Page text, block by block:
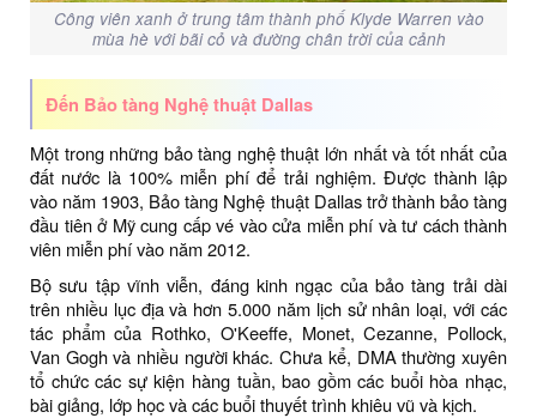
Công viên xanh ở trung tâm thành phố Klyde Warren vào
mùa hè với bãi cỏ và đường chân trời của cảnh
Đến Bảo tàng Nghệ thuật Dallas
Một trong những bảo tàng nghệ thuật lớn nhất và tốt nhất của
đất nước là 100% miễn phí để trải nghiệm. Được thành lập
vào năm 1903, Bảo tàng Nghệ thuật Dallas trở thành bảo tàng
đầu tiên ở Mỹ cung cấp vé vào cửa miễn phí và tư cách thành
viên miễn phí vào năm 2012.
Bộ sưu tập vĩnh viễn, đáng kinh ngạc của bảo tàng trải dài
trên nhiều lục địa và hơn 5.000 năm lịch sử nhân loại, với các
tác phẩm của Rothko, O'Keeffe, Monet, Cezanne, Pollock,
Van Gogh và nhiều người khác. Chưa kể, DMA thường xuyên
tổ chức các sự kiện hàng tuần, bao gồm các buổi hòa nhạc,
bài giảng, lớp học và các buổi thuyết trình khiêu vũ và kịch.